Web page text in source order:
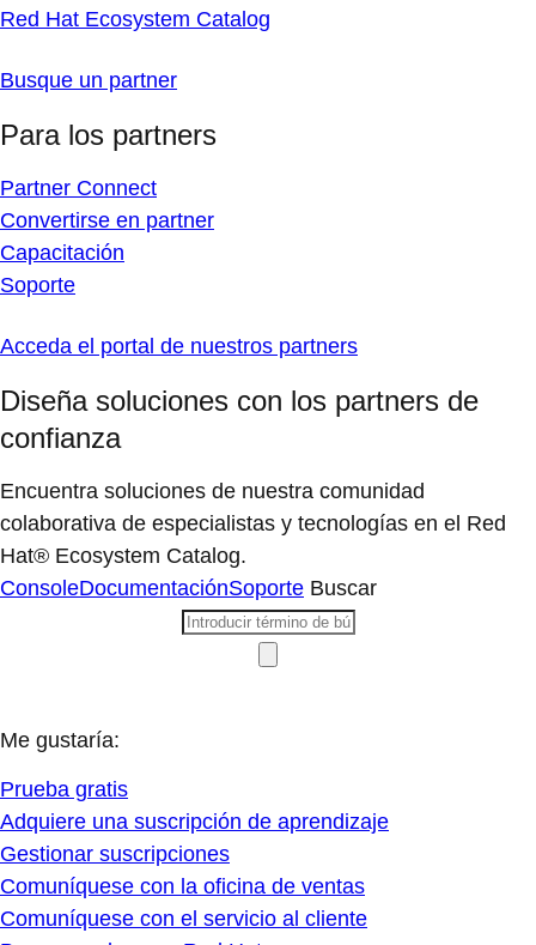
Red Hat Ecosystem Catalog
Busque un partner
Para los partners
Partner Connect
Convertirse en partner
Capacitación
Soporte
Acceda el portal de nuestros partners
Diseña soluciones con los partners de
confianza
Encuentra soluciones de nuestra comunidad
colaborativa de especialistas y tecnologías en el Red
Hat® Ecosystem Catalog.
ConsoleDocumentaciónSoporte Buscar
Me gustaría:
Prueba gratis
Adquiere una suscripción de aprendizaje
Gestionar suscripciones
Comuníquese con la oficina de ventas
Comuníquese con el servicio al cliente